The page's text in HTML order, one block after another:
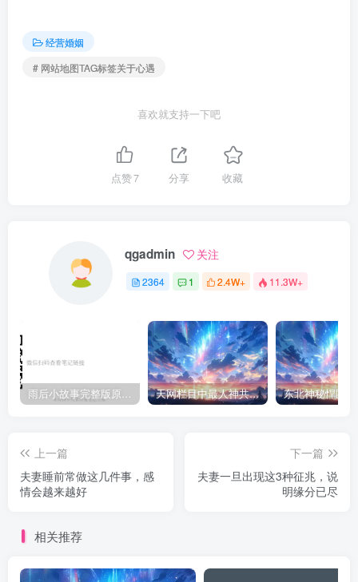
经营婚姻
# 网站地图TAG标签关于心遇
喜欢就支持一下吧
点赞7 分享 收藏
qgadmin 关注
2364 1 2.4W+ 11.3W+
雨后小故事完整版原片动态图（图+文字解说版） 天网栏目中最人神共愤的一期《消失的夫妻》
上一篇
夫妻睡前常做这几件事，感
情会越来越好
下一篇
夫妻一旦出现这3种征兆，说
明缘分已尽
相关推荐